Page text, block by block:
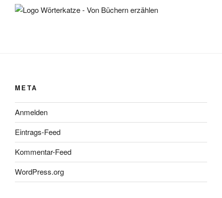
META
Anmelden
Eintrags-Feed
Kommentar-Feed
WordPress.org